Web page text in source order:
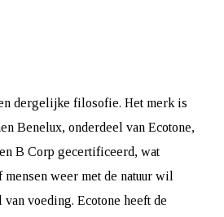
dergelijke filosofie. Het merk is
Benelux, onderdeel van Ecotone,
B Corp gecertificeerd, wat
weer met de natuur wil
voeding. Ecotone heeft de